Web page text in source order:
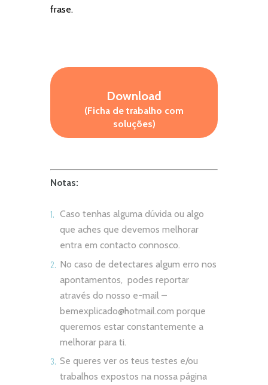
frase.
Download
(Ficha de trabalho com
soluções)
Notas:
Caso tenhas alguma dúvida ou algo
que aches que devemos melhorar
entra em contacto connosco.
No caso de detectares algum erro nos
apontamentos, podes reportar
através do nosso e-mail –
bemexplicado@hotmail.com porque
queremos estar constantemente a
melhorar para ti.
Se queres ver os teus testes e/ou
trabalhos expostos na nossa página